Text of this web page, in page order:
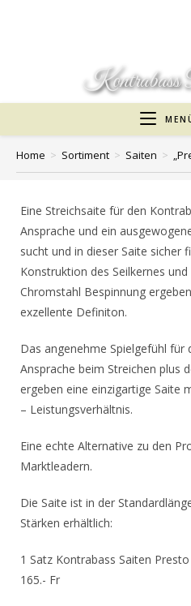
Kontrabass
Home > Sortiment > Saiten >
Eine Streichsaite für den
Ansprache und ein
sucht und in dieser Saite sicher
Konstruktion des Seilkernes
Chromstahl Bespinnung
exzellente Definiton.
Das angenehme Spielgefühl für
Ansprache beim Streichen plus
ergeben eine einzigartige Saite
– Leistungsverhältnis.
Eine echte Alternative zu den
Marktleadern.
Die Saite ist in der
Stärken erhältlich:
1 Satz Kontrabass Saiten
165.- Fr